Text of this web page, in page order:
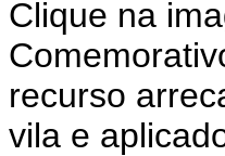
Clique na
recurso
vila e